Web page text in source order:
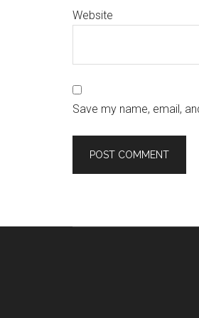
Website
Save my name, email,